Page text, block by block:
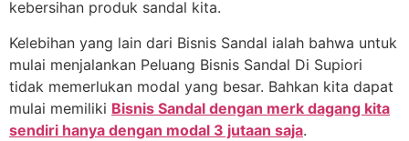
kebersihan produk sandal kita.
Kelebihan yang lain dari Bisnis Sandal ialah bahwa untuk
mulai menjalankan Peluang Bisnis Sandal Di Supiori
tidak memerlukan modal yang besar. Bahkan kita dapat
mulai memiliki Bisnis Sandal dengan merk dagang kita
sendiri hanya dengan modal 3 jutaan saja.